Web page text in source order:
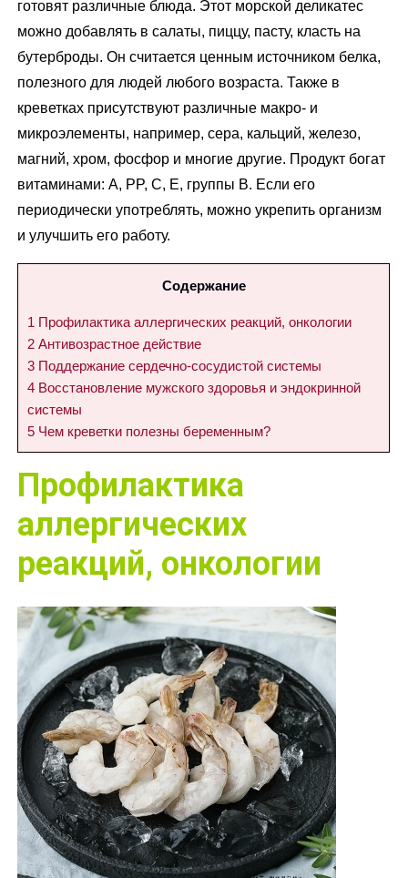
готовят различные блюда. Этот морской деликатес
можно добавлять в салаты, пиццу, пасту, класть на
бутерброды. Он считается ценным источником белка,
полезного для людей любого возраста. Также в
креветках присутствуют различные макро- и
микроэлементы, например, сера, кальций, железо,
магний, хром, фосфор и многие другие. Продукт богат
витаминами: A, PP, C, E, группы B. Если его
периодически употреблять, можно укрепить организм
и улучшить его работу.
Содержание
1 Профилактика аллергических реакций, онкологии
2 Антивозрастное действие
3 Поддержание сердечно-сосудистой системы
4 Восстановление мужского здоровья и эндокринной
системы
5 Чем креветки полезны беременным?
Профилактика
аллергических
реакций, онкологии